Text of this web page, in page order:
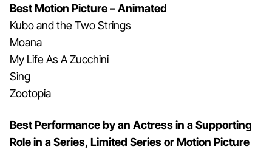
Best Motion Picture – Animated
Kubo and the Two Strings
Moana
My Life As A Zucchini
Sing
Zootopia
Best Performance by an Actress in a Supporting
Role in a Series, Limited Series or Motion Picture